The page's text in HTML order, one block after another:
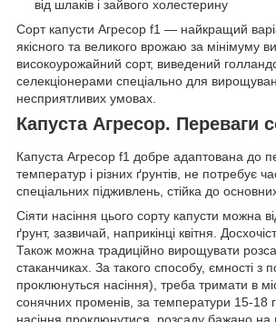
від шлаків і зайвого холестерину
Сорт капусти Агресор f1 — найкращий
якісного та великого врожаю за мінімуму
високоурожайний сорт, виведений
селекціонерами спеціально для
несприятливих умовах.
Капуста Агресор. Переваги
Капуста Агресор f1 добре адаптована до
температур і різних ґрунтів, не потребує
спеціальних підживлень, стійка до
Сіяти насіння цього сорту капусти можна
ґрунт, зазвичай, наприкінці квітня.
Також можна традиційно вирощувати
стаканчиках. За такого способу, ємності з
проклюнуться насіння), треба тримати в
сонячних променів, за температури 15-18